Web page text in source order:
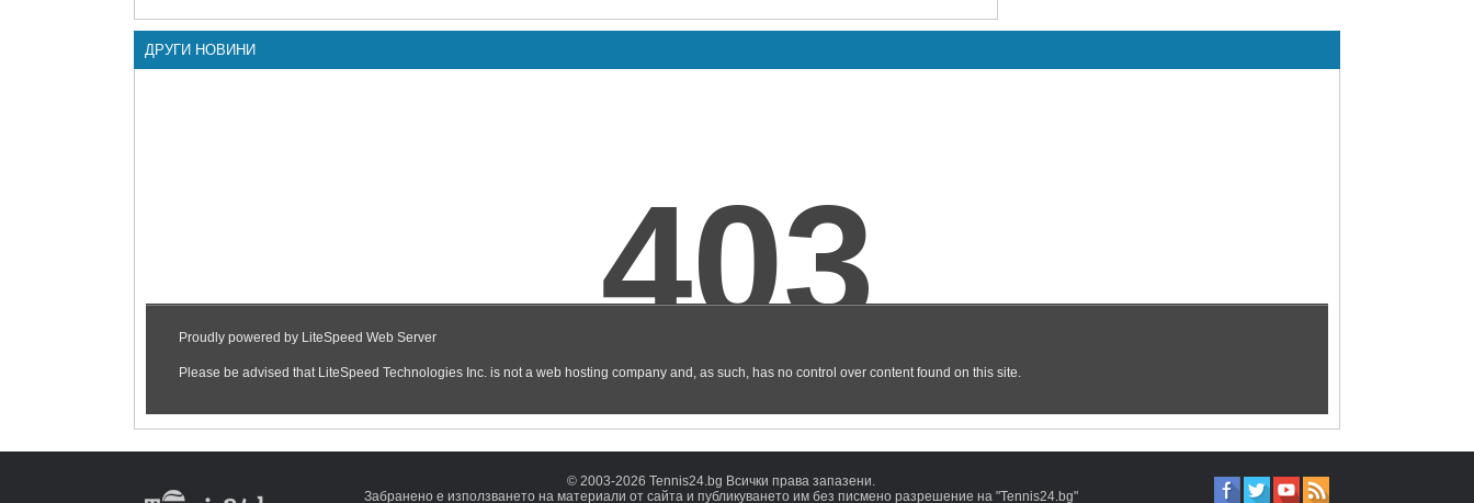
ДРУГИ НОВИНИ
© 2003-2026 Tennis24.bg Всички права запазени.
Забранено е използването на материали от сайта и публикуването им без писмено разрешение на "Tennis24.bg"